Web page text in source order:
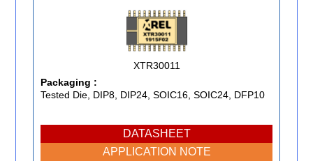
XTR30011
Packaging :
Tested Die, DIP8, DIP24, SOIC16, SOIC24, DFP10
DATASHEET
APPLICATION NOTE